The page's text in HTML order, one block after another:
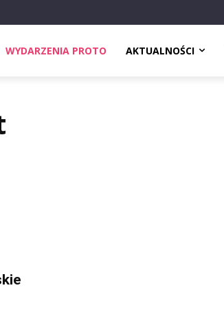
WYDARZENIA PROTO AKTUALNOŚCI